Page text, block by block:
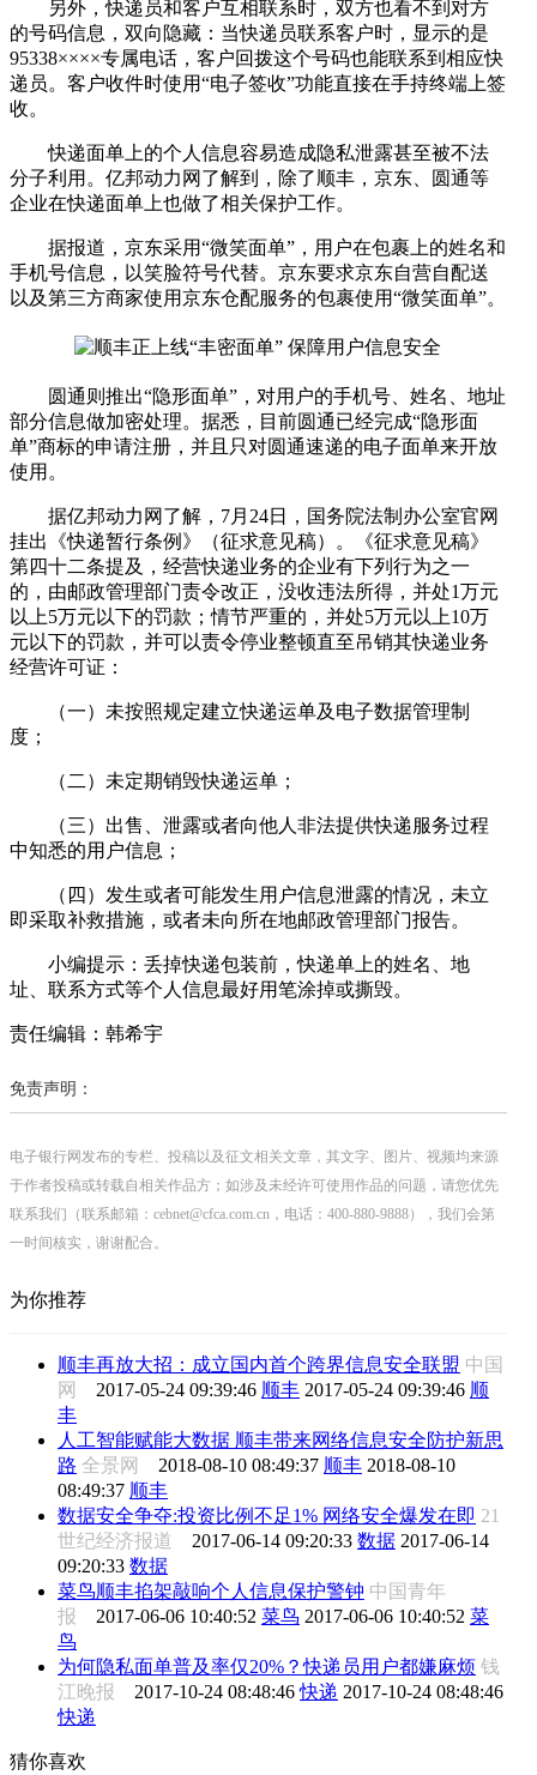
另外，快递员和客户互相联系时，双方也看不到对方
的号码信息，双向隐藏：当快递员联系客户时，显示的是
95338××××专属电话，客户回拨这个号码也能联系到相应快
递员。客户收件时使用“电子签收”功能直接在手持终端上签
收。
快递面单上的个人信息容易造成隐私泄露甚至被不法
分子利用。亿邦动力网了解到，除了顺丰，京东、圆通等
企业在快递面单上也做了相关保护工作。
据报道，京东采用“微笑面单”，用户在包裹上的姓名和
手机号信息，以笑脸符号代替。京东要求京东自营自配送
以及第三方商家使用京东仓配服务的包裹使用“微笑面单”。
圆通则推出“隐形面单”，对用户的手机号、姓名、地址
部分信息做加密处理。据悉，目前圆通已经完成“隐形面
单”商标的申请注册，并且只对圆通速递的电子面单来开放
使用。
据亿邦动力网了解，7月24日，国务院法制办公室官网
挂出《快递暂行条例》（征求意见稿）。《征求意见稿》
第四十二条提及，经营快递业务的企业有下列行为之一
的，由邮政管理部门责令改正，没收违法所得，并处1万元
以上5万元以下的罚款；情节严重的，并处5万元以上10万
元以下的罚款，并可以责令停业整顿直至吊销其快递业务
经营许可证：
（一）未按照规定建立快递运单及电子数据管理制
度；
（二）未定期销毁快递运单；
（三）出售、泄露或者向他人非法提供快递服务过程
中知悉的用户信息；
（四）发生或者可能发生用户信息泄露的情况，未立
即采取补救措施，或者未向所在地邮政管理部门报告。
小编提示：丢掉快递包装前，快递单上的姓名、地
址、联系方式等个人信息最好用笔涂掉或撕毁。
责任编辑：韩希宇
免责声明：
电子银行网发布的专栏、投稿以及征文相关文章，其文字、图片、视频均来源
于作者投稿或转载自相关作品方；如涉及未经许可使用作品的问题，请您优先
联系我们（联系邮箱：cebnet@cfca.com.cn，电话：400-880-9888），我们会第
一时间核实，谢谢配合。
为你推荐
顺丰再放大招：成立国内首个跨界信息安全联盟 中国
网 2017-05-24 09:39:46 顺丰 2017-05-24 09:39:46 顺
丰
人工智能赋能大数据 顺丰带来网络信息安全防护新思
路 全景网 2018-08-10 08:49:37 顺丰 2018-08-10
08:49:37 顺丰
数据安全争夺:投资比例不足1% 网络安全爆发在即 21
世纪经济报道 2017-06-14 09:20:33 数据 2017-06-14
09:20:33 数据
菜鸟顺丰掐架敲响个人信息保护警钟 中国青年
报 2017-06-06 10:40:52 菜鸟 2017-06-06 10:40:52 菜
鸟
为何隐私面单普及率仅20%？快递员用户都嫌麻烦 钱
江晚报 2017-10-24 08:48:46 快递 2017-10-24 08:48:46
快递
猜你喜欢